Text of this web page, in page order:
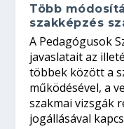
Több
szakképzés
A Pedagógusok
javaslatait az
többek között a
működésével, a
szakmai vizsgák
jogállásával